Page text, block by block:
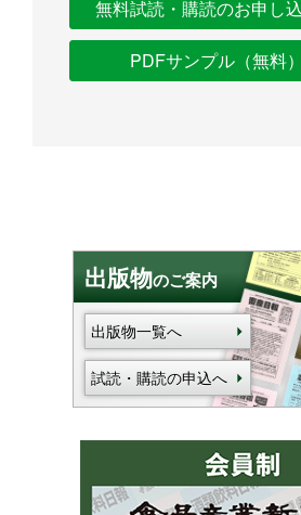
無料試読・購読のお申し
PDFサンプル（無料
出版物のご案内
出版物一覧へ
試読・購読の申込へ